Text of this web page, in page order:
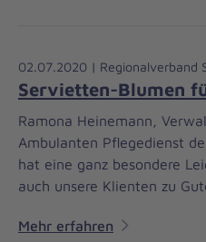
02.07.2020 | Regionalverband
Servietten-Blumen
Ramona Heinemann,
Ambulanten Pflegedienst
hat eine ganz besondere
auch unsere Klienten zu
Mehr erfahren